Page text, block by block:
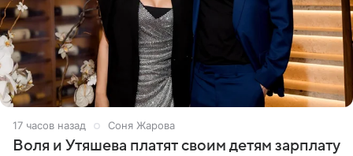
17 часов назад Соня Жарова
Воля и Утяшева платят своим детям зарплату